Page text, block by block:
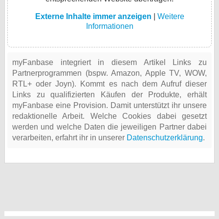
Externe Inhalte immer anzeigen
Weitere
Informationen
myFanbase integriert in diesem Artikel Links zu
Partnerprogrammen (bspw. Amazon, Apple TV, WOW,
RTL+ oder Joyn). Kommt es nach dem Aufruf dieser
Links zu qualifizierten Käufen der Produkte, erhält
myFanbase eine Provision. Damit unterstützt ihr unsere
redaktionelle Arbeit. Welche Cookies dabei gesetzt
werden und welche Daten die jeweiligen Partner dabei
verarbeiten, erfahrt ihr in unserer Datenschutzerklärung.